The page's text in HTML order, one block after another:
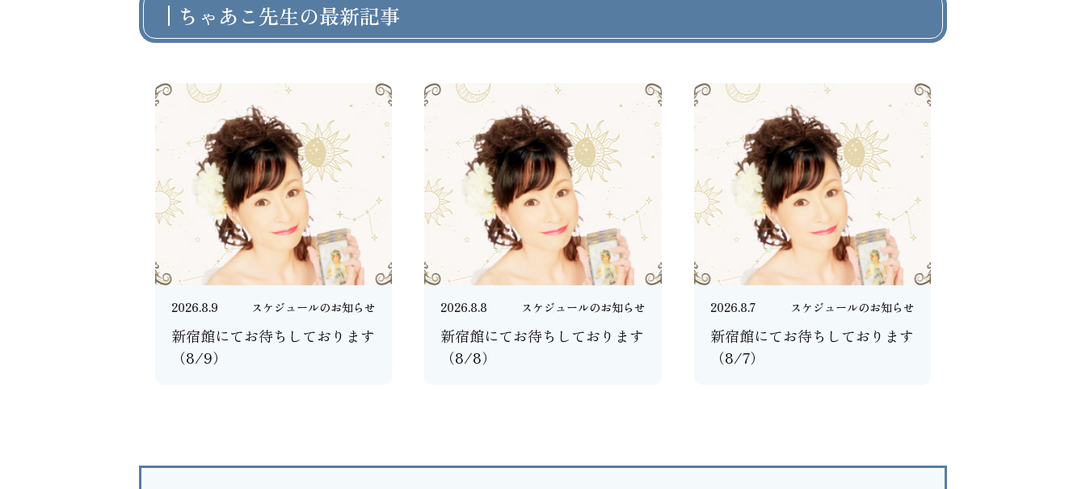
ちゃあこ先生の最新記事
2026.8.9 スケジュールのお知らせ
新宿館にてお待ちしております
（8/9）
2026.8.8 スケジュールのお知らせ
新宿館にてお待ちしております
（8/8）
2026.8.7 スケジュールのお知らせ
新宿館にてお待ちしております
（8/7）